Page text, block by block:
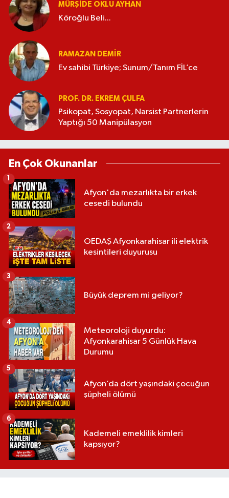
MÜRŞIDE OKLU AYHAN
Köroğlu Beli...
RAMAZAN DEMİR
Ev sahibi Türkiye; Sunum/Tanım FİL’ce
PROF. DR. EKREM ÇULFA
Psikopat, Sosyopat, Narsist Partnerlerin
Yaptığı 50 Manipülasyon
En Çok Okunanlar
Afyon'da mezarlıkta bir erkek
cesedi bulundu
1
OEDAŞ Afyonkarahisar ili elektrik
kesintileri duyurusu
2
Büyük deprem mi geliyor?
3
Meteoroloji duyurdu:
Afyonkarahisar 5 Günlük Hava
Durumu
4
Afyon’da dört yaşındaki çocuğun
şüpheli ölümü
5
Kademeli emeklilik kimleri
kapsıyor?
6